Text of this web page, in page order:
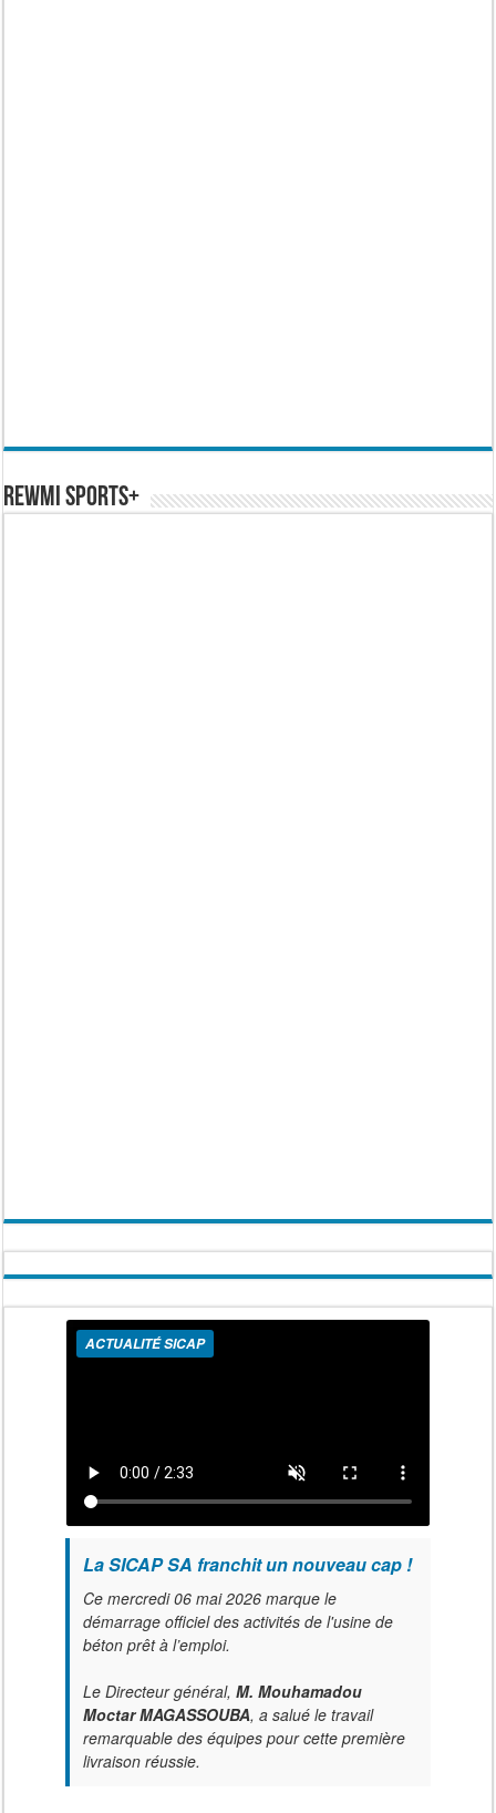
REWMI SPORTS+
ACTUALITÉ SICAP
La SICAP SA franchit un nouveau cap !
Ce mercredi 06 mai 2026 marque le
démarrage officiel des activités de l'usine de
béton prêt à l’emploi.
Le Directeur général, M. Mouhamadou
Moctar MAGASSOUBA, a salué le travail
remarquable des équipes pour cette première
livraison réussie.